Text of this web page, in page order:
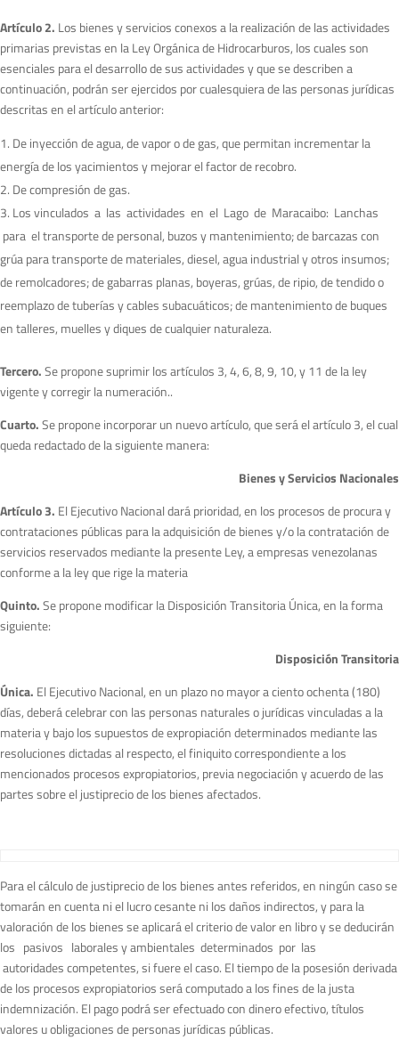
Artículo 2. Los bienes y servicios conexos a la realización de las actividades
primarias previstas en la Ley Orgánica de Hidrocarburos, los cuales son
esenciales para el desarrollo de sus actividades y que se describen a
continuación, podrán ser ejercidos por cualesquiera de las personas jurídicas
descritas en el artículo anterior:
De inyección de agua, de vapor o de gas, que permitan incrementar la
energía de los yacimientos y mejorar el factor de recobro.
De compresión de gas.
Los vinculados a las actividades en el Lago de Maracaibo: Lanchas
para el transporte de personal, buzos y mantenimiento; de barcazas con
grúa para transporte de materiales, diesel, agua industrial y otros insumos;
de remolcadores; de gabarras planas, boyeras, grúas, de ripio, de tendido o
reemplazo de tuberías y cables subacuáticos; de mantenimiento de buques
en talleres, muelles y diques de cualquier naturaleza.
Tercero.Se propone suprimir los artículos 3, 4, 6, 8, 9, 10, y 11 de la ley
vigente y corregir la numeración..
Cuarto.Se propone incorporar un nuevo artículo, que será el artículo 3, el cual
queda redactado de la siguiente manera:
Bienes y Servicios Nacionales
Artículo 3. El Ejecutivo Nacional dará prioridad, en los procesos de procura y
contrataciones públicas para la adquisición de bienes y/o la contratación de
servicios reservados mediante la presente Ley, a empresas venezolanas
conforme a la ley que rige la materia
Quinto.Se propone modificar la Disposición Transitoria Única, en la forma
siguiente:
Disposición Transitoria
Única. El Ejecutivo Nacional, en un plazo no mayor a ciento ochenta (180)
días, deberá celebrar con las personas naturales o jurídicas vinculadas a la
materia y bajo los supuestos de expropiación determinados mediante las
resoluciones dictadas al respecto, el finiquito correspondiente a los
mencionados procesos expropiatorios, previa negociación y acuerdo de las
partes sobre el justiprecio de los bienes afectados.
Para el cálculo de justiprecio de los bienes antes referidos, en ningún caso se
tomarán en cuenta ni el lucro cesante ni los daños indirectos, y para la
valoración de los bienes se aplicará el criterio de valor en libro y se deducirán
los pasivos laborales y ambientales determinados por las
autoridades competentes, si fuere el caso. El tiempo de la posesión derivada
de los procesos expropiatorios será computado a los fines de la justa
indemnización. El pago podrá ser efectuado con dinero efectivo, títulos
valores u obligaciones de personas jurídicas públicas.